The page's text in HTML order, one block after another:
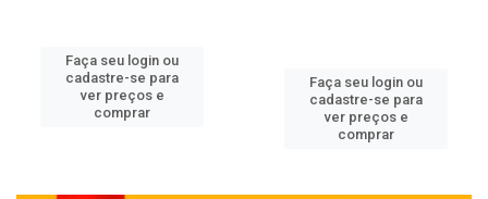
Faça seu login ou
cadastre-se para
ver preços e
comprar
Faça seu login ou
cadastre-se para
ver preços e
comprar